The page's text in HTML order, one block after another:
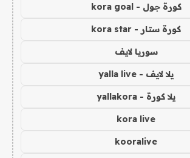
كورة جول - kora goal
كورة ستار - kora star
سوريا لايف
يلا لايف - yalla live
يلا كورة - yallakora
kora live
kooralive